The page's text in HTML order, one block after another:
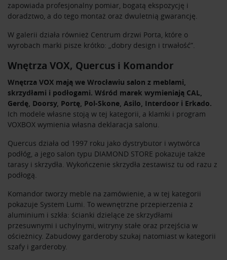
zapowiada profesjonalny pomiar, bogatą ekspozycję i
doradztwo, a do tego montaż oraz dwuletnią gwarancję.
W galerii działa również Centrum drzwi Porta, które o
wyrobach marki pisze krótko: „dobry design i trwałość”.
Wnętrza VOX, Quercus i Komandor
Wnętrza VOX mają we Wrocławiu salon z meblami,
skrzydłami i podłogami. Wśród marek wymieniają CAL,
Gerdę, Doorsy, Portę, Pol-Skone, Asilo, Interdoor i Erkado.
Ich modele własne stoją w tej kategorii, a klamki i program
VOXBOX wymienia własna deklaracja salonu.
Quercus działa od 1997 roku jako dystrybutor i wytwórca
podłóg, a jego salon typu DIAMOND STORE pokazuje także
tarasy i skrzydła. Wykończenie skrzydła zestawisz tu od razu z
podłogą.
Komandor tworzy meble na zamówienie, a w tej kategorii
pokazuje System Lumi. To wewnętrzne przepierzenia z
aluminium i szkła: ścianki dzielące ze skrzydłami
przesuwnymi i uchylnymi, witryny stałe oraz przejścia w
ościeżnicy. Zabudowy garderoby szukaj natomiast w kategorii
szafy i garderoby.